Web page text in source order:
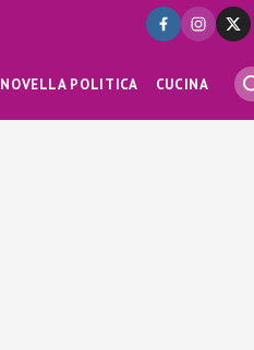
NOVELLA POLITICA CUCINA